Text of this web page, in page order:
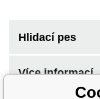
Hlidací pes
Více informací